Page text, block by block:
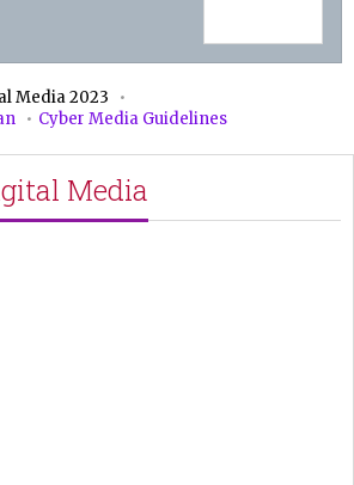
Media 2023
Cyber Media Guidelines
Media